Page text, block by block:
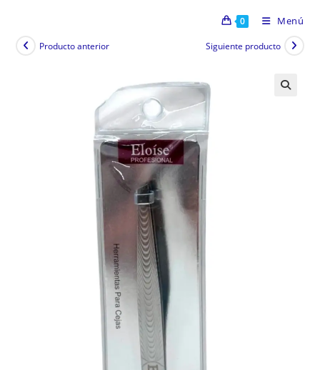
0 Menú
Producto anterior Siguiente producto